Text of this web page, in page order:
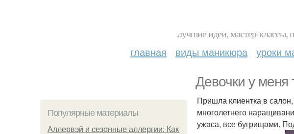
лучшие идеи, мастер-классы,
главная виды маникюра уроки
Девочки у меня
Популярные материалы
Аллервэй и сезонные аллергии: Как
Пришла клиентка в
многолетнего
ужаса, все бугрищами.